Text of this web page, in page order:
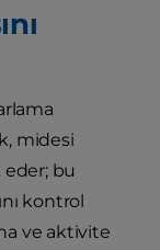
midesi
bu
kontrol
ve aktivite